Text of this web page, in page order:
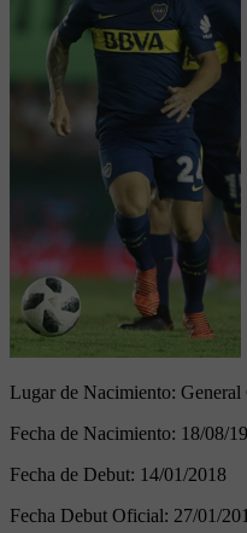
Lugar de Nacimiento: General
Fecha de Nacimiento: 18/08/
Fecha de Debut: 14/01/2018
Fecha Debut Oficial: 27/01/